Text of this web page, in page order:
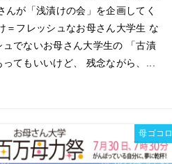
んが「浅漬けの会」を企画してく
＝フレッシュなお母さん大学生 な
ュでないお母さん大学生の 「古漬
ってもいいけど、 残念ながら、...
母ゴコロ